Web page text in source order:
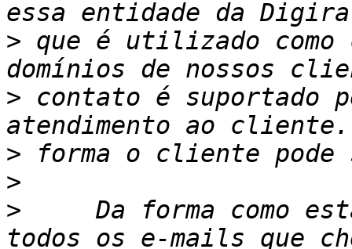
> que é utilizado como
> contato é suportado
>
>
>
Da forma como